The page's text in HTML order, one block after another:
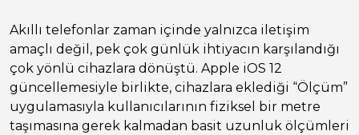
Akıllı telefonlar zaman içinde yalnızca iletişim
amaçlı değil, pek çok günlük ihtiyacın karşılandığı
çok yönlü cihazlara dönüştü. Apple iOS 12
güncellemesiyle birlikte, cihazlara eklediği “Ölçüm”
uygulamasıyla kullanıcılarının fiziksel bir metre
taşımasına gerek kalmadan basit uzunluk ölçümleri